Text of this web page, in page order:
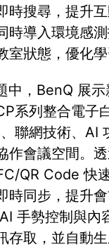
時搜尋，提升
時導入環境感
室狀態，優化學
中，BenQ 展
系列整合電子
聯網技術、AI
作會議空間。
QR Code 快
時同步，提升會
手勢控制與內
存取，並自動